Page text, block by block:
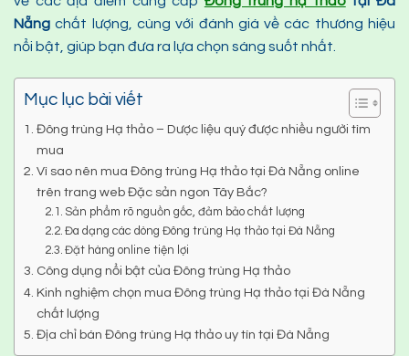
Nẵng chất lượng, cùng với đánh giá về các thương hiệu
nổi bật, giúp bạn đưa ra lựa chọn sáng suốt nhất.
Mục lục bài viết
Đông trùng Hạ thảo – Dược liệu quý được nhiều người tìm
mua
Vì sao nên mua Đông trùng Hạ thảo tại Đà Nẵng online
trên trang web Đặc sản ngon Tây Bắc?
Sản phẩm rõ nguồn gốc, đảm bảo chất lượng
Đa dạng các dòng Đông trùng Hạ thảo tại Đà Nẵng
Đặt hàng online tiện lợi
Công dụng nổi bật của Đông trùng Hạ thảo
Kinh nghiệm chọn mua Đông trùng Hạ thảo tại Đà Nẵng
chất lượng
Địa chỉ bán Đông trùng Hạ thảo uy tín tại Đà Nẵng